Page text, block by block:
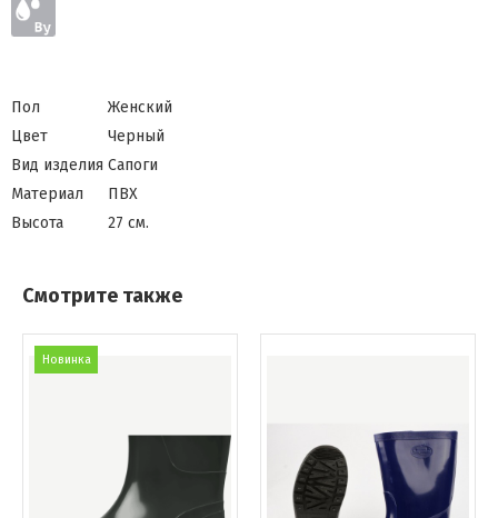
Пол
Женский
Цвет
Черный
Вид изделия Сапоги
Материал
ПВХ
Высота
27 см.
Смотрите также
Новинка